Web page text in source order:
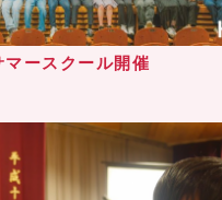
ースクール開催